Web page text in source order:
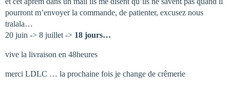
pourront m’envoyer la commande, de patienter, excusez nous
tralala…
20 juin -> 8 juillet -> 18 jours…
vive la livraison en 48heures
merci LDLC … la prochaine fois je change de crêmerie